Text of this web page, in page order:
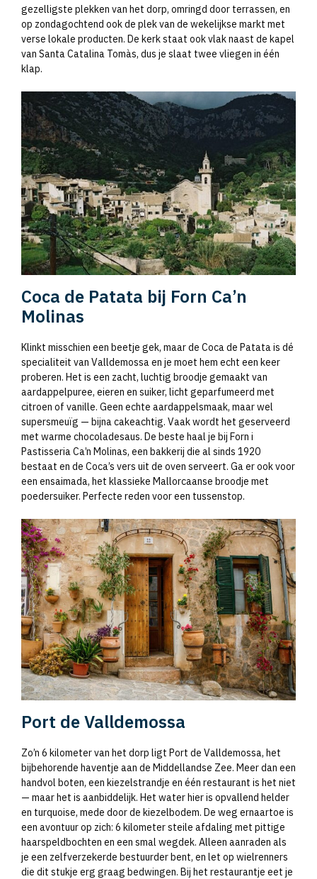
gezelligste plekken van het dorp, omringd door terrassen, en
op zondagochtend ook de plek van de wekelijkse markt met
verse lokale producten. De kerk staat ook vlak naast de kapel
van Santa Catalina Tomàs, dus je slaat twee vliegen in één
klap.
Coca de Patata bij Forn Ca’n
Molinas
Klinkt misschien een beetje gek, maar de Coca de Patata is dé
specialiteit van Valldemossa en je moet hem echt een keer
proberen. Het is een zacht, luchtig broodje gemaakt van
aardappelpuree, eieren en suiker, licht geparfumeerd met
citroen of vanille. Geen echte aardappelsmaak, maar wel
supersmeuïg — bijna cakeachtig. Vaak wordt het geserveerd
met warme chocoladesaus. De beste haal je bij Forn i
Pastisseria Ca’n Molinas, een bakkerij die al sinds 1920
bestaat en de Coca’s vers uit de oven serveert. Ga er ook voor
een ensaimada, het klassieke Mallorcaanse broodje met
poedersuiker. Perfecte reden voor een tussenstop.
Port de Valldemossa
Zo’n 6 kilometer van het dorp ligt Port de Valldemossa, het
bijbehorende haventje aan de Middellandse Zee. Meer dan een
handvol boten, een kiezelstrandje en één restaurant is het niet
— maar het is aanbiddelijk. Het water hier is opvallend helder
en turquoise, mede door de kiezelbodem. De weg ernaartoe is
een avontuur op zich: 6 kilometer steile afdaling met pittige
haarspeldbochten en een smal wegdek. Alleen aanraden als
je een zelfverzekerde bestuurder bent, en let op wielrenners
die dit stukje erg graag bedwingen. Bij het restaurantje eet je